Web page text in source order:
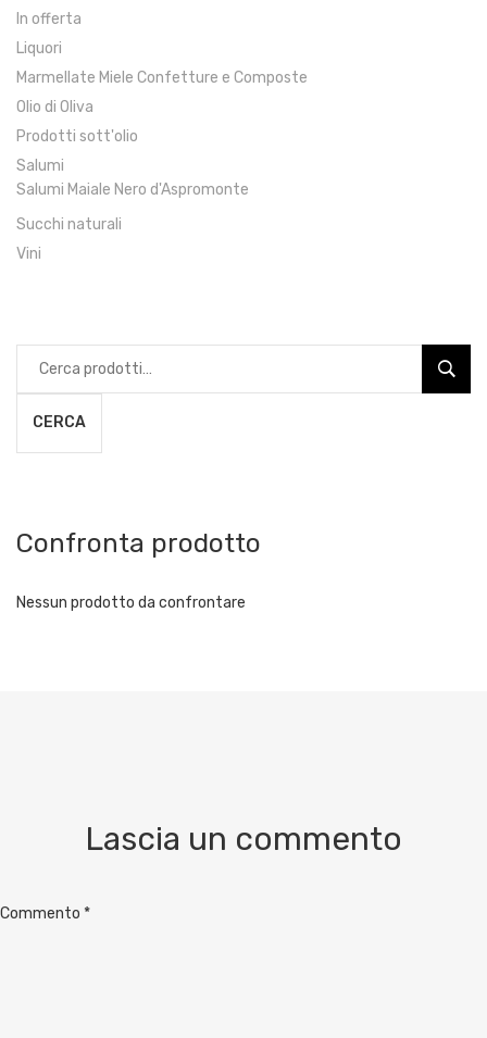
In offerta
Liquori
Marmellate Miele Confetture e Composte
Olio di Oliva
Prodotti sott'olio
Salumi
Salumi Maiale Nero d'Aspromonte
Succhi naturali
Vini
CERCA
Confronta prodotto
Nessun prodotto da confrontare
Lascia un commento
Commento *